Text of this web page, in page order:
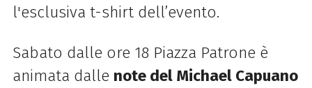
l'esclusiva t-shirt dell’evento.
Sabato dalle ore 18 Piazza Patrone è
animata dalle note del Michael Capuano